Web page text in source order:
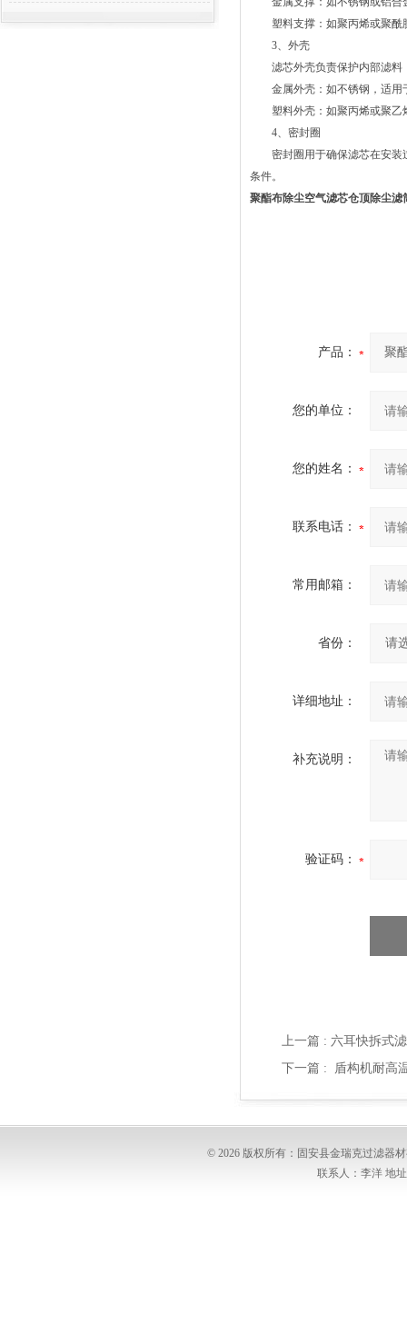
塑料支撑：如聚丙烯或聚酰
3、外壳
滤芯外壳负责保护内部滤料
金属外壳：如不锈钢，适用
塑料外壳：如聚丙烯或聚乙
4、密封圈
密封圈用于确保滤芯在安装过
条件。
聚酯布除尘空气滤芯仓顶除尘滤
产品：
您的单位：
您的姓名：
联系电话：
常用邮箱：
省份：
详细地址：
补充说明：
验证码：
上一篇 : 六耳快拆式
下一篇 : 盾构机耐高
© 2026 版权所有：固安县金瑞克过滤器
联系人：李洋 地